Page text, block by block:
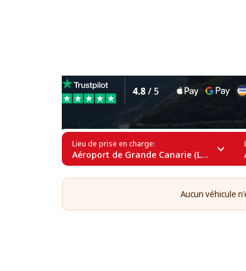
Lieu de prise en charge:
Aéroport de Grande Canarie (LPA)
Aucun véhicule